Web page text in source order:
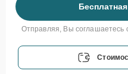
Отправляя, Вы соглашаетесь